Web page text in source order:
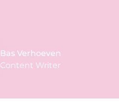
Bas Verhoeven
Content Writer